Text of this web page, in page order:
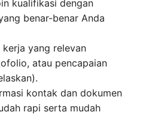
kualifikasi dengan
benar-benar Anda
yang relevan
atau pencapaian
kontak dan dokumen
rapi serta mudah